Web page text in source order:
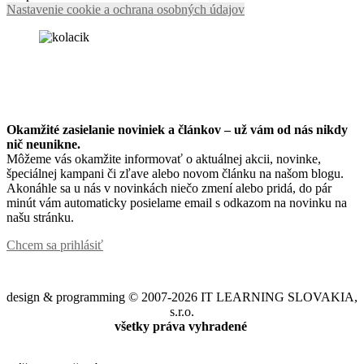
Nastavenie cookie a ochrana osobných údajov
Okamžité zasielanie noviniek a článkov – už vám od nás nikdy
nič neunikne.
Môžeme vás okamžite informovať o aktuálnej akcii, novinke,
špeciálnej kampani či zľave alebo novom článku na našom blogu.
Akonáhle sa u nás v novinkách niečo zmení alebo pridá, do pár
minút vám automaticky posielame email s odkazom na novinku na
našu stránku.
Chcem sa prihlásiť
design & programming © 2007-2026 IT LEARNING SLOVAKIA,
s.r.o.
všetky práva vyhradené